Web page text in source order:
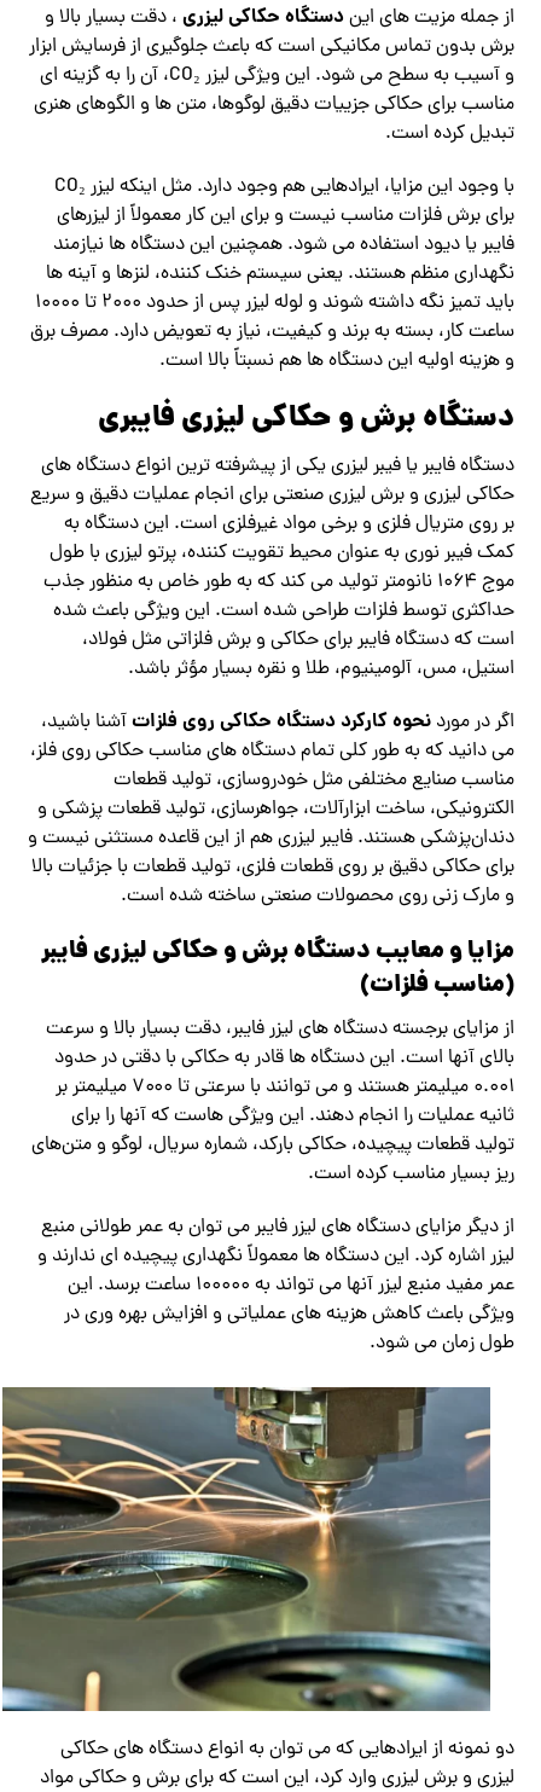
از جمله مزیت ‌های این دستگاه حکاکی لیزری ، دقت بسیار بالا و
برش بدون تماس مکانیکی است که باعث جلوگیری از فرسایش ابزار
و آسیب به سطح می‌ شود. این ویژگی لیزر CO₂، آن را به گزینه‌ ای
مناسب برای حکاکی جزییات دقیق لوگوها، متن‌ ها و الگوهای هنری
تبدیل کرده است.
با وجود این مزایا، ایراد‌هایی هم وجود دارد. مثل اینکه لیزر CO₂
برای برش فلزات مناسب نیست و برای این ‌کار معمولاً از لیزرهای
فایبر یا دیود استفاده می ‌شود. همچنین این دستگاه ‌ها نیازمند
نگهداری منظم هستند. یعنی سیستم خنک ‌کننده، لنزها و آینه‌ ها
باید تمیز نگه داشته شوند و لوله لیزر پس از حدود ۲۰۰۰ تا ۱۰۰۰۰
ساعت کار، بسته به برند و کیفیت، نیاز به تعویض دارد. مصرف برق
و هزینه اولیه این دستگاه ها هم نسبتاً بالا است.
دستگاه برش و حکاکی لیزری فایبری
دستگاه فایبر یا فیبر لیزری یکی از پیشرفته ‌ترین انواع دستگاه های
حکاکی لیزری و برش لیزری صنعتی برای انجام عملیات دقیق و سریع
بر روی متریال فلزی و برخی مواد غیرفلزی است. این دستگاه به
کمک فیبر نوری به ‌عنوان محیط تقویت ‌کننده، پرتو لیزری با طول
موج ۱۰۶۴ نانومتر تولید می ‌کند که به ‌طور خاص به منظور جذب
حداکثری توسط فلزات طراحی شده است. این ویژگی باعث شده
است که دستگاه فایبر برای حکاکی و برش فلزاتی مثل فولاد،
استیل، مس، آلومینیوم، طلا و نقره بسیار مؤثر باشد.
اگر در موردنحوه کارکرد دستگاه حکاکی روی فلزاتآشنا باشید،
می دانید که به طور کلی تمام دستگاه های مناسب حکاکی روی فلز،
مناسب صنایع مختلفی مثل خودروسازی، تولید قطعات
الکترونیکی، ساخت ابزارآلات، جواهرسازی، تولید قطعات پزشکی و
دندان‌پزشکی هستند. فایبر لیزری هم از این قاعده مستثنی نیست و
برای حکاکی دقیق بر روی قطعات فلزی، تولید قطعات با جزئیات بالا
و مارک زنی روی محصولات صنعتی ساخته شده است.
مزایا و معایب دستگاه برش و حکاکی لیزری فایبر
(مناسب فلزات)
از مزایای برجسته دستگاه ‌های لیزر فایبر، دقت بسیار بالا و سرعت
بالای آنها است. این دستگاه‌ ها قادر به حکاکی با دقتی در حدود
۰.۰۰۱ میلیمتر هستند و می ‌توانند با سرعتی تا ۷۰۰۰ میلیمتر بر
ثانیه عملیات را انجام دهند. این ویژگی‌ هاست که آنها را برای
تولید قطعات پیچیده، حکاکی بارکد، شماره سریال، لوگو و متن‌های
ریز بسیار مناسب کرده است.
از دیگر مزایای دستگاه‌ های لیزر فایبر می‌ توان به عمر طولانی منبع
لیزر اشاره کرد. این دستگاه ‌ها معمولاً نگهداری پیچیده ای ندارند و
عمر مفید منبع لیزر آنها می‌ تواند به ۱۰۰۰۰۰ ساعت برسد. این
ویژگی باعث کاهش هزینه ‌های عملیاتی و افزایش بهره‌ وری در
طول زمان می ‌شود.
دو نمونه از ایرادهایی که می توان به انواع دستگاه های حکاکی
لیزری و برش لیزری وارد کرد، این است که برای برش و حکاکی مواد